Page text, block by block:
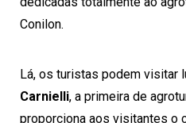
Conilon.
Lá, os turistas podem visitar
Carnielli, a primeira de
proporciona aos visitantes o